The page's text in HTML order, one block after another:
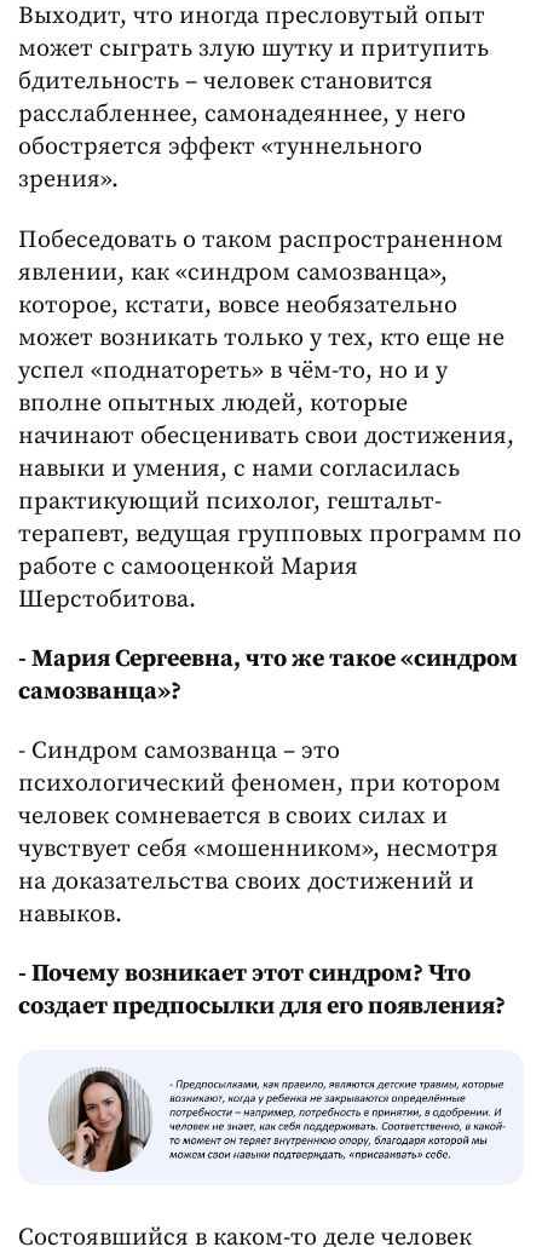
Выходит, что иногда пресловутый опыт
может сыграть злую шутку и притупить
бдительность – человек становится
расслабленнее, самонадеяннее, у него
обостряется эффект «туннельного
зрения».
Побеседовать о таком распространенном
явлении, как «синдром самозванца»,
которое, кстати, вовсе необязательно
может возникать только у тех, кто еще не
успел «поднатореть» в чём-то, но и у
вполне опытных людей, которые
начинают обесценивать свои достижения,
навыки и умения, с нами согласилась
практикующий психолог, гештальт-
терапевт, ведущая групповых программ по
работе с самооценкой Мария
Шерстобитова.
- Мария Сергеевна, что же такое «синдром
самозванца»?
- Синдром самозванца – это
психологический феномен, при котором
человек сомневается в своих силах и
чувствует себя «мошенником», несмотря
на доказательства своих достижений и
навыков.
- Почему возникает этот синдром? Что
создает предпосылки для его появления?
Состоявшийся в каком-то деле человек